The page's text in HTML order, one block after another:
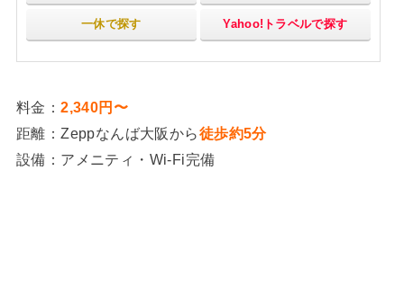
一休で探す Yahoo!トラベルで探す
料金：2,340円〜
距離：Zeppなんば大阪から徒歩約5分
設備：アメニティ・Wi-Fi完備